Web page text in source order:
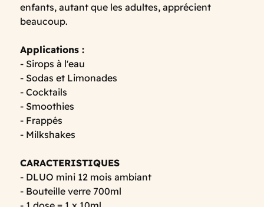
enfants, autant que les adultes, apprécient
beaucoup.
Applications :
- Sirops à l'eau
- Sodas et Limonades
- Cocktails
- Smoothies
- Frappés
- Milkshakes
CARACTERISTIQUES
- DLUO mini 12 mois ambiant
- Bouteille verre 700ml